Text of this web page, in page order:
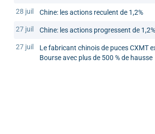
28 juil Chine: les actions reculent de 1,2%
27 juil Chine: les actions progressent de 1,2%
27 juil
Le fabricant chinois de puces CXMT
Bourse avec plus de 500 % de hausse